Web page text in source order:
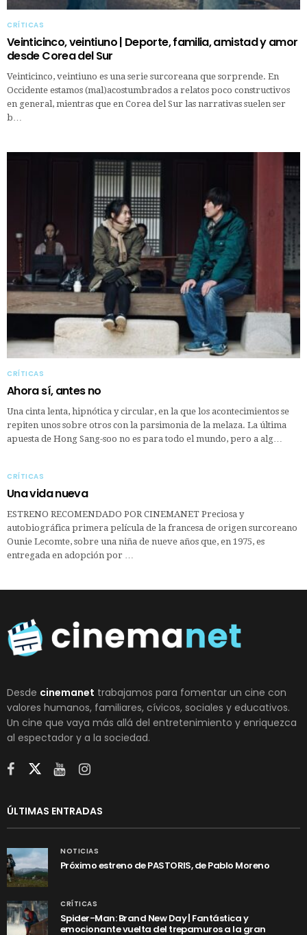
CRÍTICAS
Veinticinco, veintiuno | Deporte, familia, amistad y amor
desde Corea del Sur
Veinticinco, veintiuno es una serie surcoreana que sorprende. En
Occidente estamos (mal)acostumbrados a relatos poco constructivos
en general, mientras que en Corea del Sur las narrativas suelen ser
b…
CRÍTICAS
Ahora sí, antes no
Una cinta lenta, hipnótica y circular, en la que los acontecimientos se
repiten unos sobre otros con la parsimonia de la melaza. La última
apuesta de Hong Sang-soo no es para todo el mundo, pero a alg…
CRÍTICAS
Una vida nueva
ESTRENO RECOMENDADO POR CINEMANET Preciosa y
autobiográfica primera película de la francesa de origen surcoreano
Ounie Lecomte, sobre una niña de nueve años que, en 1975, es
entregada en adopción por …
Desde cinemanet trabajamos para fomentar un cine con
valores humanos, familiares, cívicos, sociales y educativos.
Un cine que vaya más allá del entretenimiento y enriquezca
al espectador y a la sociedad.
ÚLTIMAS ENTRADAS
NOTICIAS
Próximo estreno de PASTORIS, de Pablo Moreno
CRÍTICAS
Spider-Man: Brand New Day | Fantástica y
emocionante vuelta del trepamuros a la gran